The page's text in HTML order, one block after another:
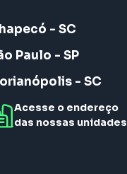
- SC
Paulo - SP
- SC
Acesse o endereço
das nossas unidades